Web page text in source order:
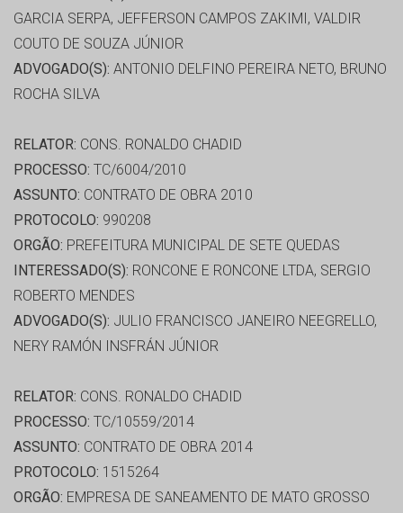
GARCIA SERPA, JEFFERSON CAMPOS ZAKIMI, VALDIR
COUTO DE SOUZA JÚNIOR
ADVOGADO(S): ANTONIO DELFINO PEREIRA NETO, BRUNO
ROCHA SILVA
RELATOR: CONS. RONALDO CHADID
PROCESSO: TC/6004/2010
ASSUNTO: CONTRATO DE OBRA 2010
PROTOCOLO: 990208
ORGÃO: PREFEITURA MUNICIPAL DE SETE QUEDAS
INTERESSADO(S): RONCONE E RONCONE LTDA, SERGIO
ROBERTO MENDES
ADVOGADO(S): JULIO FRANCISCO JANEIRO NEEGRELLO,
NERY RAMÓN INSFRÁN JÚNIOR
RELATOR: CONS. RONALDO CHADID
PROCESSO: TC/10559/2014
ASSUNTO: CONTRATO DE OBRA 2014
PROTOCOLO: 1515264
ORGÃO: EMPRESA DE SANEAMENTO DE MATO GROSSO